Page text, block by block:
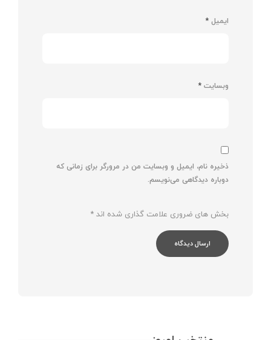
ایمیل *
وبسایت *
ذخیره نام، ایمیل و وبسایت من در مرورگر برای زمانی که
دوباره دیدگاهی می‌نویسم.
بخش های ضروری علامت گذاری شده اند *